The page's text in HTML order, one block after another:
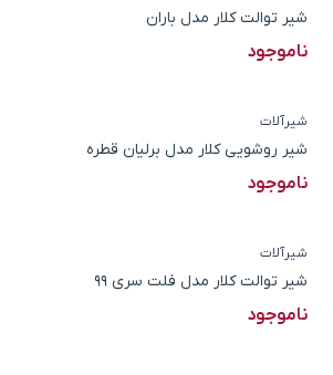
شیر توالت کلار مدل باران
ناموجود
شیرآلات
شیر روشویی کلار مدل برلیان قطره
ناموجود
شیرآلات
شیر توالت کلار مدل فلت سری 99
ناموجود